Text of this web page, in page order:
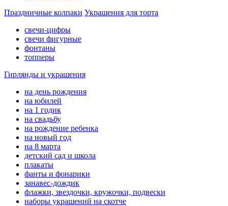
Праздничные колпаки Украшения для торта
свечи-цифры
свечи фигурные
фонтаны
топперы
Гирлянды и украшения
на день рождения
на юбилей
на 1 годик
на свадьбу
на рождение ребенка
на новый год
на 8 марта
детский сад и школа
плакаты
фанты и фонарики
занавес-дождик
флажки, звездочки, кружочки, подвески
наборы украшений на скотче